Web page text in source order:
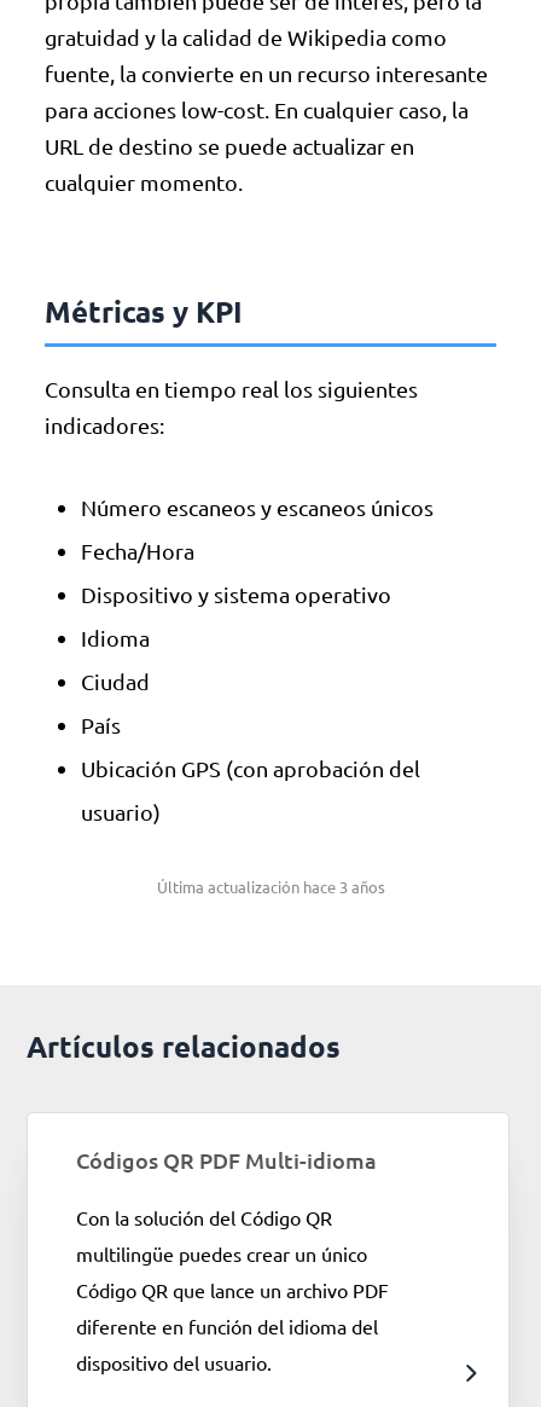
gratuidad y la calidad de Wikipedia como
fuente, la convierte en un recurso interesante
para acciones low-cost. En cualquier caso, la
URL de destino se puede actualizar en
cualquier momento.
Métricas y KPI
Consulta en tiempo real los siguientes
indicadores:
Número escaneos y escaneos únicos
Fecha/Hora
Dispositivo y sistema operativo
Idioma
Ciudad
País
Ubicación GPS (con aprobación del
usuario)
Última actualización hace 3 años
Artículos relacionados
Códigos QR PDF Multi-idioma
Con la solución del Código QR
multilingüe puedes crear un único
Código QR que lance un archivo PDF
diferente en función del idioma del
dispositivo del usuario.